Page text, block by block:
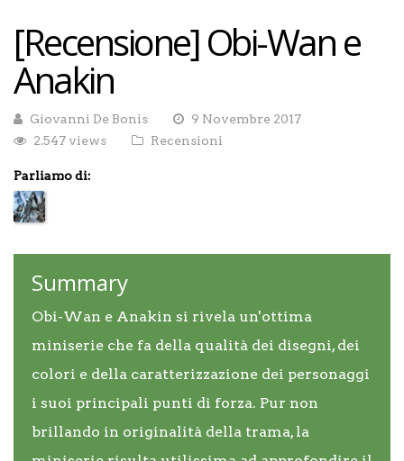
[Recensione] Obi-Wan e
Anakin
Giovanni De Bonis
9 Novembre 2017
2.547 views
Recensioni
Parliamo di:
Summary
Obi-Wan e Anakin si rivela un'ottima
miniserie che fa della qualità dei disegni, dei
colori e della caratterizzazione dei personaggi
i suoi principali punti di forza. Pur non
brillando in originalità della trama, la